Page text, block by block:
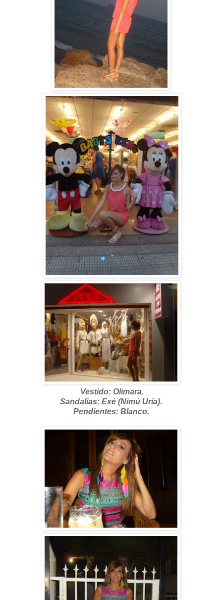
Vestido: Olimara.
Sandalias: Exé (Nimú Uría).
Pendientes: Blanco.